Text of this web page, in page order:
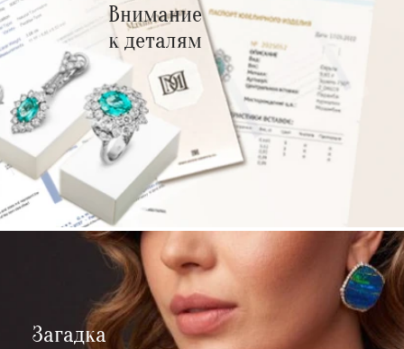
Внимание
к деталям
Загадка